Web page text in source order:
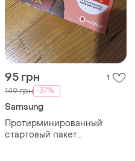
95 грн 1
149 грн -37%
Samsung
Протирминированный
стартовый пакет